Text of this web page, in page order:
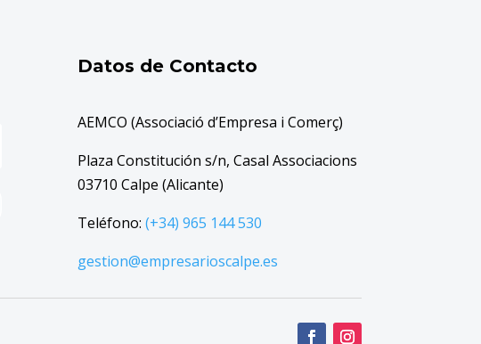
Datos de Contacto
AEMCO (Associació d’Empresa i Comerç)
Plaza Constitución s/n, Casal Associacions
03710 Calpe (Alicante)
Teléfono: (+34) 965 144 530
gestion@empresarioscalpe.es